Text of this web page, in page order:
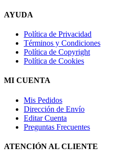
AYUDA
Política de Privacidad
Términos y Condiciones
Política de Copyright
Política de Cookies
MI CUENTA
Mis Pedidos
Dirección de Envío
Editar Cuenta
Preguntas Frecuentes
ATENCIÓN AL CLIENTE